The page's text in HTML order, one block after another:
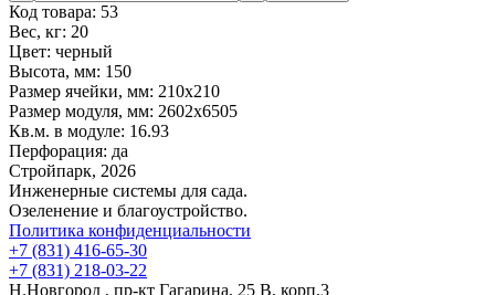
Код товара: 53
Вес, кг: 20
Цвет: черный
Высота, мм: 150
Размер ячейки, мм: 210x210
Размер модуля, мм: 2602x6505
Кв.м. в модуле: 16.93
Перфорация: да
Стройпарк, 2026
Инженерные системы для сада.
Озеленение и благоустройство.
Политика конфиденциальности
+7 (831) 416-65-30
+7 (831) 218-03-22
Н.Новгород , пр-кт Гагарина, 25 В, корп.3